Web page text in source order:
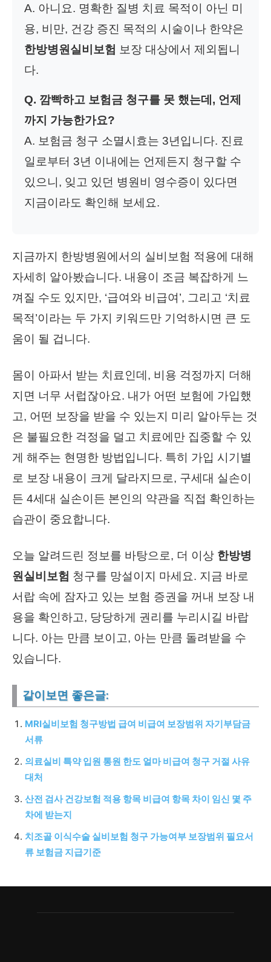
A. 아니요. 명확한 질병 치료 목적이 아닌 미
용, 비만, 건강 증진 목적의 시술이나 한약은
한방병원실비보험 보장 대상에서 제외됩니
다.
Q. 깜빡하고 보험금 청구를 못 했는데, 언제
까지 가능한가요?
A. 보험금 청구 소멸시효는 3년입니다. 진료
일로부터 3년 이내에는 언제든지 청구할 수
있으니, 잊고 있던 병원비 영수증이 있다면
지금이라도 확인해 보세요.
지금까지 한방병원에서의 실비보험 적용에 대해
자세히 알아봤습니다. 내용이 조금 복잡하게 느
껴질 수도 있지만, ‘급여와 비급여’, 그리고 ‘치료
목적’이라는 두 가지 키워드만 기억하시면 큰 도
움이 될 겁니다.
몸이 아파서 받는 치료인데, 비용 걱정까지 더해
지면 너무 서럽잖아요. 내가 어떤 보험에 가입했
고, 어떤 보장을 받을 수 있는지 미리 알아두는 것
은 불필요한 걱정을 덜고 치료에만 집중할 수 있
게 해주는 현명한 방법입니다. 특히 가입 시기별
로 보장 내용이 크게 달라지므로, 구세대 실손이
든 4세대 실손이든 본인의 약관을 직접 확인하는
습관이 중요합니다.
오늘 알려드린 정보를 바탕으로, 더 이상 한방병
원실비보험 청구를 망설이지 마세요. 지금 바로
서랍 속에 잠자고 있는 보험 증권을 꺼내 보장 내
용을 확인하고, 당당하게 권리를 누리시길 바랍
니다. 아는 만큼 보이고, 아는 만큼 돌려받을 수
있습니다.
같이보면 좋은글:
MRI실비보험 청구방법 급여 비급여 보장범위 자기부담금
서류
의료실비 특약 입원 통원 한도 얼마 비급여 청구 거절 사유
대처
산전 검사 건강보험 적용 항목 비급여 항목 차이 임신 몇 주
차에 받는지
치조골 이식수술 실비보험 청구 가능여부 보장범위 필요서
류 보험금 지급기준